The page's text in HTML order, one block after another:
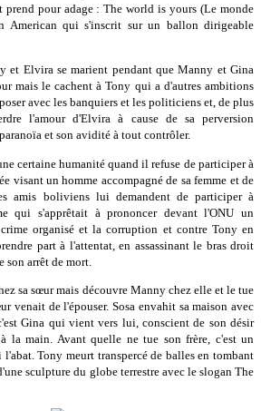
pour adage : The world is yours (Le monde
American qui s'inscrit sur un ballon dirigeable
et Elvira se marient pendant que Manny et Gina
mais le cachent à Tony qui a d'autres ambitions
avec les banquiers et les politiciens et, de plus
l'amour d'Elvira à cause de sa perversion
et son avidité à tout contrôler.
certaine humanité quand il refuse de participer à
visant un homme accompagné de sa femme et de
amis boliviens lui demandent de participer à
qui s'apprêtait à prononcer devant l'ONU un
organisé et la corruption et contre Tony en
part à l'attentat, en assassinant le bras droit
son arrêt de mort.
sa sœur mais découvre Manny chez elle et le tue
venait de l'épouser. Sosa envahit sa maison avec
Gina qui vient vers lui, conscient de son désir
la main. Avant quelle ne tue son frère, c'est un
l'abat. Tony meurt transpercé de balles en tombant
sculpture du globe terrestre avec le slogan The